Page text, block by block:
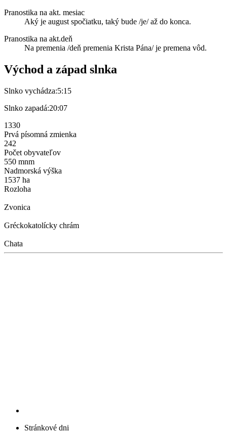
Pranostika na akt. mesiac
Aký je august spočiatku, taký bude /je/ až do konca.
Pranostika na akt.deň
Na premenia /deň premenia Krista Pána/ je premena vôd.
Východ a západ slnka
Slnko vychádza:5:15
Slnko zapadá:20:07
1330
Prvá písomná zmienka
242
Počet obyvateľov
550 mnm
Nadmorská výška
1537 ha
Rozloha
Zvonica
Gréckokatolícky chrám
Chata
Stránkové dni